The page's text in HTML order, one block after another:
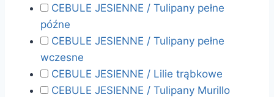
CEBULE JESIENNE / Tulipany pełne
późne
CEBULE JESIENNE / Tulipany pełne
wczesne
CEBULE JESIENNE / Lilie trąbkowe
CEBULE JESIENNE / Tulipany Murillo